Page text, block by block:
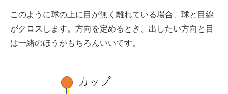
このように球の上に目が無く離れている場合、球と目線
がクロスします。方向を定めるとき、出したい方向と目
は一緒のほうがもちろんいいです。